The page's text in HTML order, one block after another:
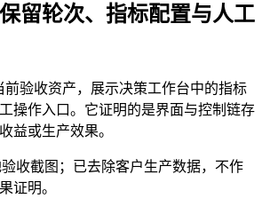
留轮次、指标配置与人工
前验收资产，展示决策工作台中的指标
操作入口。它证明的是界面与控制链存
益或生产效果。
验收截图；已去除客户生产数据，不作
证明。